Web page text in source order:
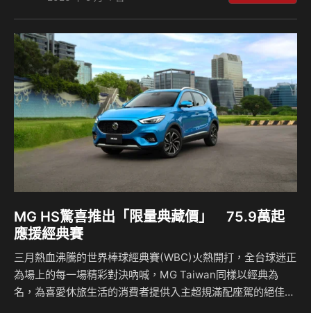
推出限量典藏價75.9萬回饋消費者；都會時尚小休旅ZS心動
版則祭出「禮上加禮雙重送」，除升級原廠電子後視鏡，再享
智慧聯網螢幕組，還有超低月付1688元起的優惠貸款方案；
針對家庭用戶，本月入主正七人座G50 PLUS旗艦版除了可獲
得智慧聯網螢幕組之外，更可享有高額0利率優惠貸款方案，
最低98…
MG HS驚喜推出「限量典藏價」 75.9萬起
應援經典賽
三月熱血沸騰的世界棒球經典賽(WBC)火熱開打，全台球迷正
為場上的每一場精彩對決吶喊，MG Taiwan同樣以經典為
名，為喜愛休旅生活的消費者提供入主超規滿配座駕的絕佳時